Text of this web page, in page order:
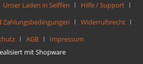
Unser Laden in Seiffen
Hilfe / Support
Zahlungsbedingungen
Widerrufsrecht
AGB
Impressum
mit Shopware